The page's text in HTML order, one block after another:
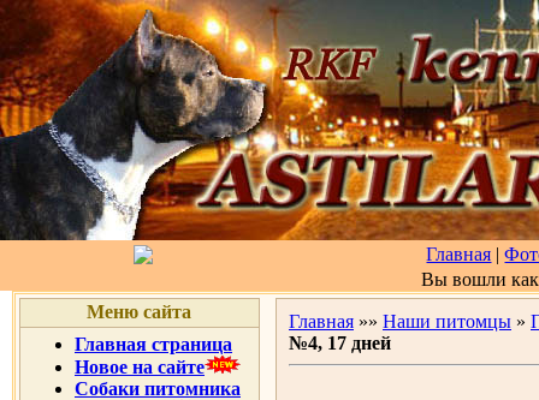
Главная |
Вы вошли
Меню сайта
Главная страница
Новое на сайте
Собаки питомника
Главная »» Наши питомцы »
№4, 17 дней